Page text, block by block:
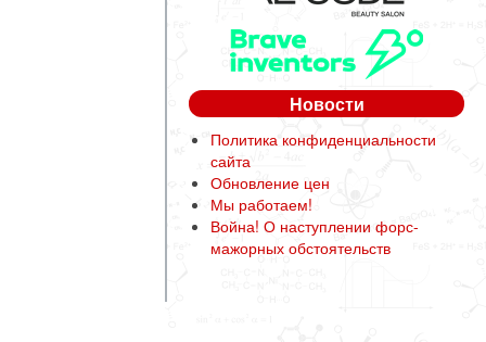
Новости
Политика конфиденциальности
сайта
Обновление цен
Мы работаем!
Война! О наступлении форс-
мажорных обстоятельств